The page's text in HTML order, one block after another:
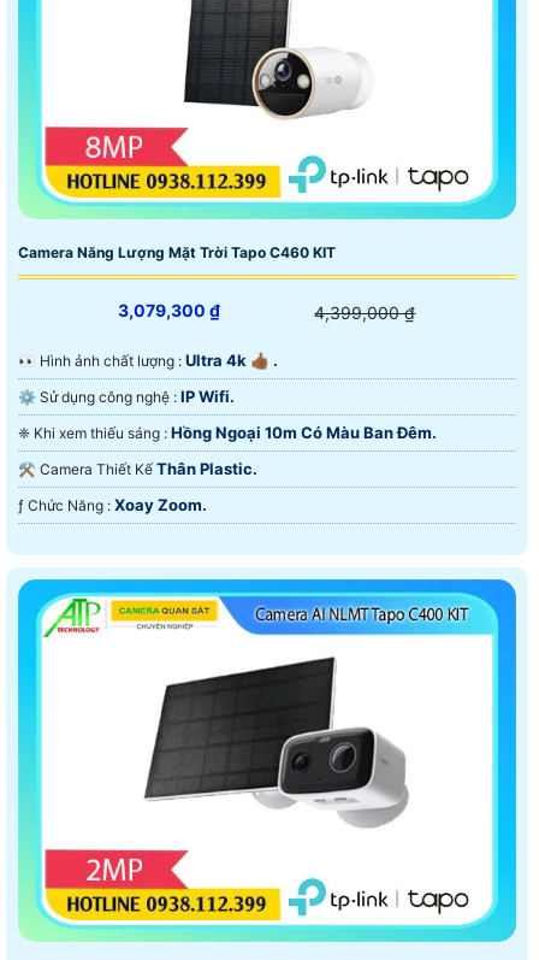
Camera Năng Lượng Mặt Trời Tapo C460 KIT
3,079,300 ₫ 4,399,000 ₫
️👀 Hình ảnh chất lượng : Ultra 4k 👍🏾 .
⚙ Sử dụng công nghệ : IP Wifi.
❈ Khi xem thiếu sáng : Hồng Ngoại 10m Có Màu Ban Ðêm.
⚒ Camera Thiết Kế Thân Plastic.
️ƒ Chức Năng : Xoay Zoom.